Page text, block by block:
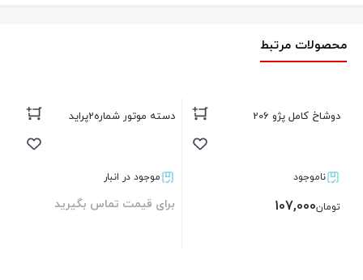
محصولات مرتبط
دوشاخ کامل پژو 206
ناموجود
تومان107,000
دسته موتور شماره2پرايد
موجود در انبار
برای قیمت تماس بگیرید